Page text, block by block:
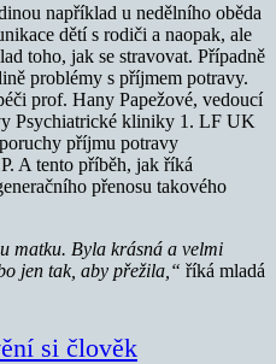
například u nedělního oběda
dětí s rodiči a naopak, ale
toho, jak se stravovat. Případně
problémy s příjmem potravy.
prof. Hany Papežové, vedoucí
Psychiatrické kliniky 1. LF UK
příjmu potravy
A tento příběh, jak říká
přenosu takového
matku. Byla krásná a velmi
jen tak, aby přežila,“ říká mladá
si člověk